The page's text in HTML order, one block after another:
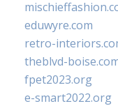
eduwyre.com
retro-
theblvd-
fpet2023.org
e-smart2022.org